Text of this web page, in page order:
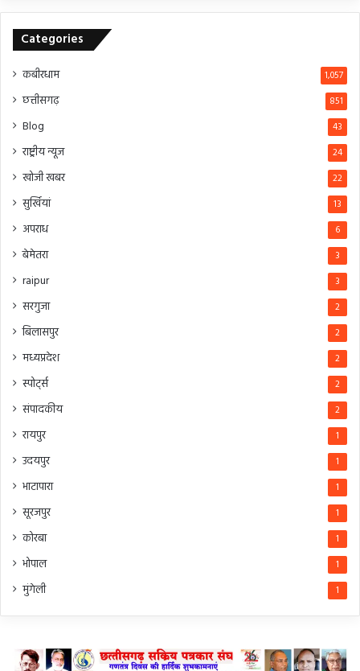
Categories
कबीरधाम 1,057
छत्तीसगढ़ 851
Blog 43
राष्ट्रीय न्यूज 24
खोजी खबर 22
सुर्खियां 13
अपराध 6
बेमेतरा 3
raipur 3
सरगुजा 2
बिलासपुर 2
मध्यप्रदेश 2
स्पोर्ट्स 2
संपादकीय 2
रायपुर 1
उदयपुर 1
भाटापारा 1
सूरजपुर 1
कोरबा 1
भोपाल 1
मुंगेली 1